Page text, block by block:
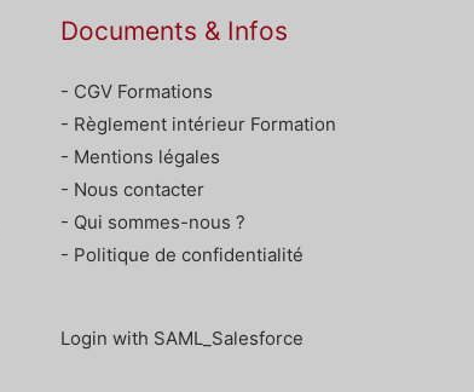
Documents & Infos
- CGV Formations
- Règlement intérieur Formation
- Mentions légales
- Nous contacter
- Qui sommes-nous ?
- Politique de confidentialité
Login with SAML_Salesforce